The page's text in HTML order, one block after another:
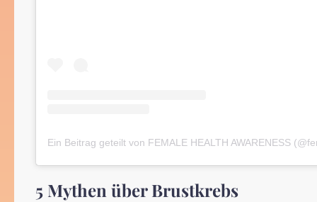
5 Mythen über Brustkrebs